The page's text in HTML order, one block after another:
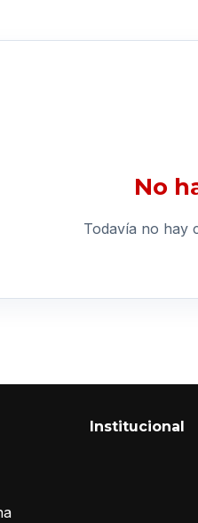
No
Todavía no hay
Institucional